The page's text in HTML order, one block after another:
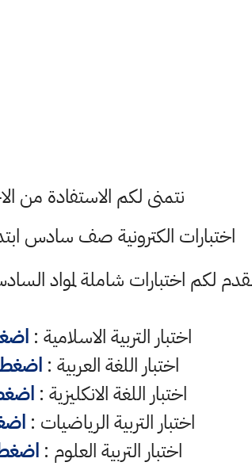
نتمنى لكم الاستفادة من
اختبارات الكترونية صف سادس
لكم اختبارات شاملة لمواد
اختبار التربية الاسلامية :
اختبار اللغة العربية :
اختبار اللغة الانكليزية :
اختبار التربية الرياضيات :
اختبار التربية العلوم :